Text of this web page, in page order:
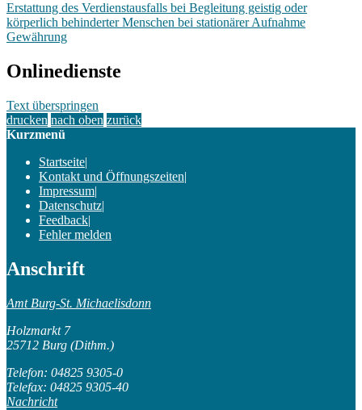
Erstattung des Verdienstausfalls bei Begleitung geistig oder
körperlich behinderter Menschen bei stationärer Aufnahme
Gewährung
Onlinedienste
Text überspringen
drucken nach oben zurück
Kurzmenü
Startseite|
Kontakt und Öffnungszeiten|
Impressum|
Datenschutz|
Feedback|
Fehler melden
Anschrift
Amt Burg-St. Michaelisdonn
Holzmarkt 7
25712 Burg (Dithm.)
Telefon: 04825 9305-0
Telefax: 04825 9305-40
Nachricht